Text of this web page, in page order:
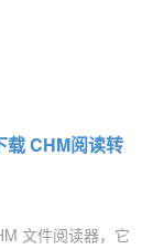
CHM阅读转
文件阅读器，它